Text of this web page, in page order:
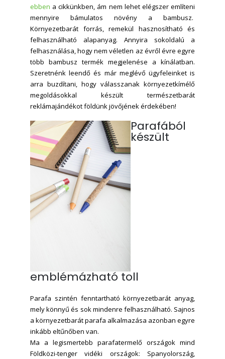
ebben a cikkünkben, ám nem lehet elégszer említeni
mennyire bámulatos növény a bambusz.
Környezetbarát forrás, remekül hasznosítható és
felhasználható alapanyag. Annyira sokoldalú a
felhasználása, hogy nem véletlen az évről évre egyre
több bambusz termék megjelenése a kínálatban.
Szeretnénk leendő és már meglévő ügyfeleinket is
arra buzdítani, hogy válasszanak környezetkímélő
megoldásokkal készült természetbarát
reklámajándékot földünk jövőjének érdekében!
Parafából
készült
emblémázható toll
Parafa szintén fenntartható környezetbarát anyag,
mely könnyű és sok mindenre felhasználható. Sajnos
a környezetbarát parafa alkalmazása azonban egyre
inkább eltűnőben van.
Ma a legismertebb parafatermelő országok mind
Földközi-tenger vidéki országok: Spanyolország,